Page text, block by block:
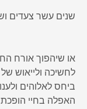
שנים עשר צעדים
לחשיכה ולייאוש
ביחס לאלוהים
האפלה בחיי הופכת